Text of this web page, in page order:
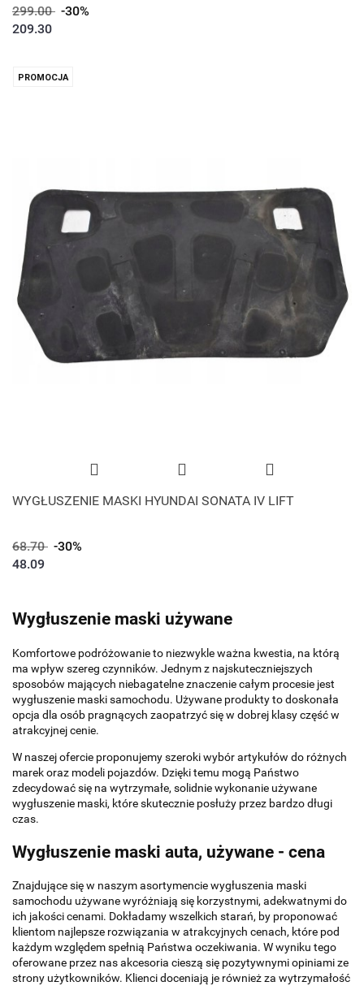
299.00 -30%
209.30
PROMOCJA
WYGŁUSZENIE MASKI HYUNDAI SONATA IV LIFT
68.70 -30%
48.09
Wygłuszenie maski używane
Komfortowe podróżowanie to niezwykle ważna kwestia, na którą
ma wpływ szereg czynników. Jednym z najskuteczniejszych
sposobów mających niebagatelne znaczenie całym procesie jest
wygłuszenie maski samochodu. Używane produkty to doskonała
opcja dla osób pragnących zaopatrzyć się w dobrej klasy część w
atrakcyjnej cenie.
W naszej ofercie proponujemy szeroki wybór artykułów do różnych
marek oraz modeli pojazdów. Dzięki temu mogą Państwo
zdecydować się na wytrzymałe, solidnie wykonanie używane
wygłuszenie maski, które skutecznie posłuży przez bardzo długi
czas.
Wygłuszenie maski auta, używane - cena
Znajdujące się w naszym asortymencie wygłuszenia maski
samochodu używane wyróżniają się korzystnymi, adekwatnymi do
ich jakości cenami. Dokładamy wszelkich starań, by proponować
klientom najlepsze rozwiązania w atrakcyjnych cenach, które pod
każdym względem spełnią Państwa oczekiwania. W wyniku tego
oferowane przez nas akcesoria cieszą się pozytywnymi opiniami ze
strony użytkowników. Klienci doceniają je również za wytrzymałość